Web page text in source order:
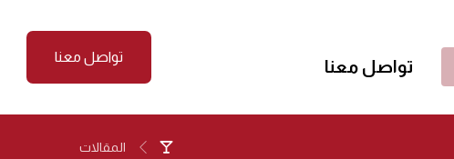
تواصل معنا
تواصل معنا
المقالات